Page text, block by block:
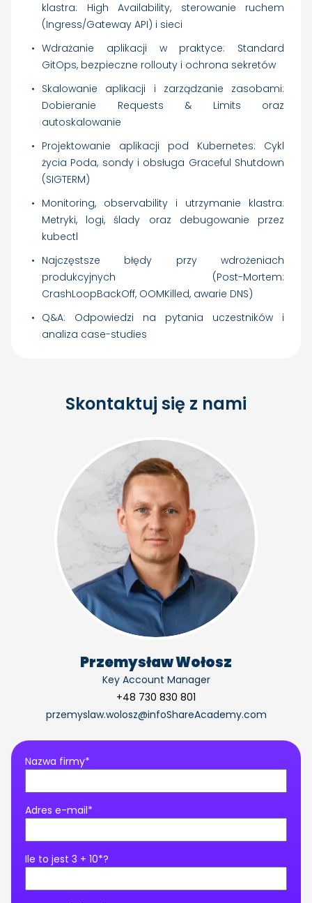
klastra: High Availability, sterowanie ruchem
(Ingress/Gateway API) i sieci
Wdrażanie aplikacji w praktyce: Standard
GitOps, bezpieczne rollouty i ochrona sekretów
Skalowanie aplikacji i zarządzanie zasobami:
Dobieranie Requests & Limits oraz
autoskalowanie
Projektowanie aplikacji pod Kubernetes: Cykl
życia Poda, sondy i obsługa Graceful Shutdown
(SIGTERM)
Monitoring, observability i utrzymanie klastra:
Metryki, logi, ślady oraz debugowanie przez
kubectl
Najczęstsze błędy przy wdrożeniach
produkcyjnych (Post-Mortem:
CrashLoopBackOff, OOMKilled, awarie DNS)
Q&A: Odpowiedzi na pytania uczestników i
analiza case-studies
Skontaktuj się z nami
Przemysław Wołosz
Key Account Manager
+48 730 830 801
przemyslaw.wolosz@infoShareAcademy.com
Nazwa firmy*
Adres e-mail*
Ile to jest 3 + 10*?